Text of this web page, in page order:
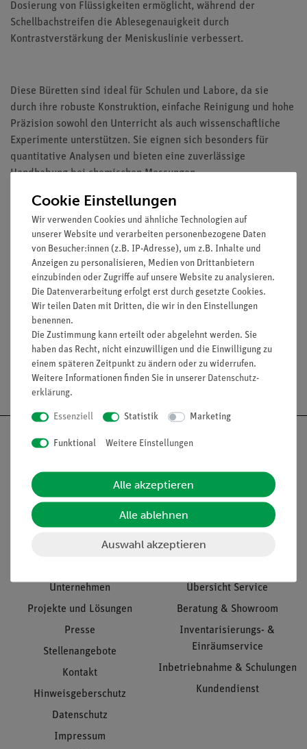
Dosierung von Flüssigkeiten ermöglicht, während der
Schellbachstreifen die Ablesegenauigkeit durch
Kontrastverstärkung der Meniskuslinie verbessert.
Diese Büretten sind ideal für Schulen und Labore, da sie
durch ihre robuste Konstruktion, einfache Reinigung und hohe
Präzision sowohl den Unterricht als auch wissenschaftliche
Experimente unterstützen. Sie eignen sich besonders für
quantitative Analysen und bieten eine zuverlässige
Handhabung bei chemischen Messungen.
Ausstattung und technische Daten
Inhalt: 50 ml
Teilung: 0,1 ml
Zubehör
Versandkostenfrei ab 300,- €
Nach oben
Informationen
Unternehmen
Projekte und Lösungen
Presse
Stellenangebote
Kontakt
Hinweisgeberschutz
Datenschutz
Impressum
Service
Übersicht Service
Beratung & Showroom
Inventarisierungs- &
Einräumservice
Inbetriebnahme & Schulungen
Kundendienst
Cookie Einstellungen
Wir verwenden Cookies und ähnliche Technologien auf
unserer Website und verarbeiten personenbezogene Daten
von Besucher:innen (z.B. IP-Adresse), um z.B. Inhalte und
Anzeigen zu personalisieren, Medien von Drittanbietern
einzubinden oder Zugriffe auf unsere Website zu analysieren.
Die Datenverarbeitung erfolgt erst durch gesetzte Cookies.
Wir teilen Daten mit Dritten, die wir in den Einstellungen
benennen.
Die Zustimmung kann erteilt oder abgelehnt werden. Sie
haben das Recht, nicht einzuwilligen und die Einwilligung zu
einem späteren Zeitpunkt zu ändern oder zu widerrufen.
Weitere Informationen finden Sie in unserer Daten­schutz­
erklärung.
Essenziell Statistik Marketing
Funktional Weitere Einstellungen
Alle akzeptieren
Alle ablehnen
Auswahl akzeptieren